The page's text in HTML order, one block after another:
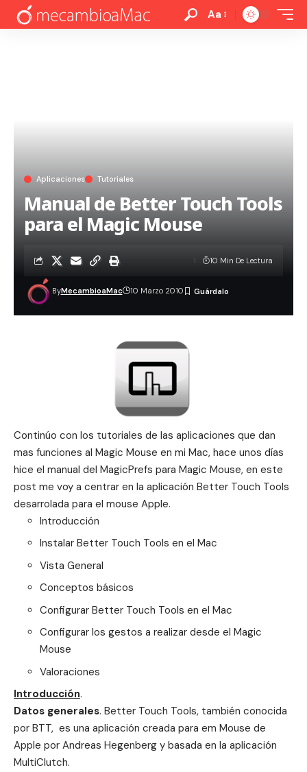
Aa
Aplicaciones Tutoriales
Manual de Better Touch Tools
para el Magic Mouse
ByMecambioaMac 10 Marzo 2010
10 Min De Lectura
Continúo con los tutoriales de las aplicaciones que dan
mas funciones al Magic Mouse en mi Mac, hace unos días
hice el manual del MagicPrefs para Magic Mouse, en este
post me voy a centrar en la aplicación Better Touch Tools
desarrolada para el mouse Apple.
Introducción
Instalar Better Touch Tools en el Mac
Vista General
Conceptos básicos
Configurar Better Touch Tools en el Mac
Configurar los gestos a realizar desde el Magic
Mouse
Valoraciones
Introducción.
Datos generales. Better Touch Tools, también conocida
por BTT, es una aplicación creada para em Mouse de
Apple por Andreas Hegenberg y basada en la aplicación
MultiClutch.